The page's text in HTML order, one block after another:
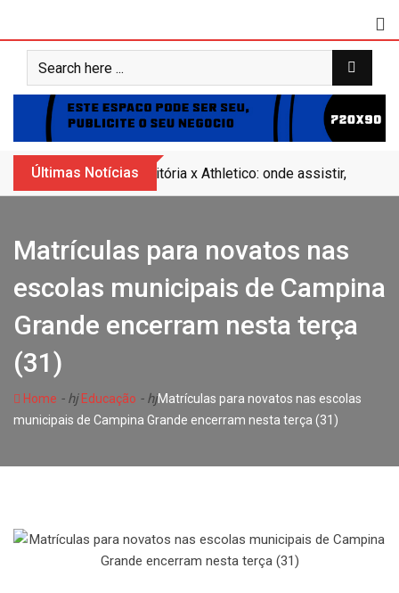
content
Últimas Notícias Vitória x Athletico: onde assistir,
Matrículas para novatos nas
escolas municipais de Campina
Grande encerram nesta terça
(31)
Home - hjEducação - hjMatrículas para novatos nas escolas
municipais de Campina Grande encerram nesta terça (31)